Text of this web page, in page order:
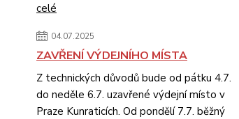
celé
04.07.2025
ZAVŘENÍ VÝDEJNÍHO MÍSTA
Z technických důvodů bude od pátku 4.7.
do neděle 6.7. uzavřené výdejní místo v
Praze Kunraticích. Od pondělí 7.7. běžný